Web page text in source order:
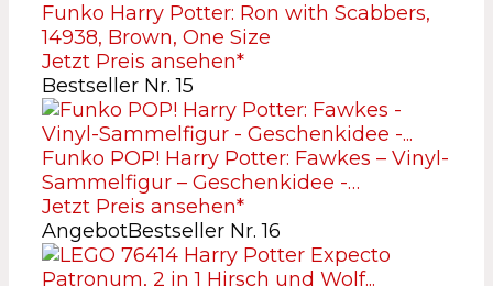
Funko Harry Potter: Ron with Scabbers,
14938, Brown, One Size
Jetzt Preis ansehen*
Bestseller Nr. 15
Funko POP! Harry Potter: Fawkes – Vinyl-
Sammelfigur – Geschenkidee -…
Jetzt Preis ansehen*
AngebotBestseller Nr. 16